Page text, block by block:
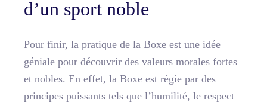
d’un sport noble
Pour finir, la pratique de la Boxe est une idée
géniale pour découvrir des valeurs morales fortes
et nobles. En effet, la Boxe est régie par des
principes puissants tels que l’humilité, le respect